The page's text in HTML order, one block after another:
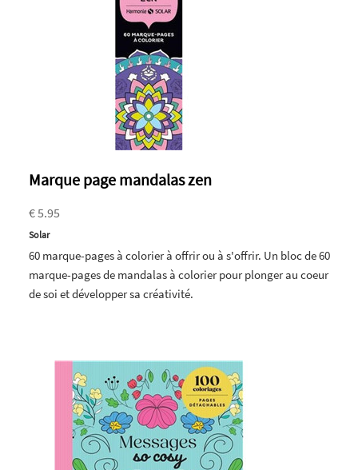
Marque page mandalas zen
€ 5.95
Solar
60 marque-pages à colorier à offrir ou à s'offrir. Un bloc de 60
marque-pages de mandalas à colorier pour plonger au coeur
de soi et développer sa créativité.